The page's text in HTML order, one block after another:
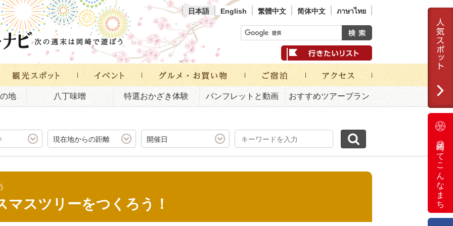
日本語 English 繁體中文 简体中文 ภาษาไทย
地 八丁味噌 特選おかざき体験 パンフレットと動画 おすすめツアープラン
岡崎ってこんなまち
現在地からの距離 開催日
スツリーをつくろう！